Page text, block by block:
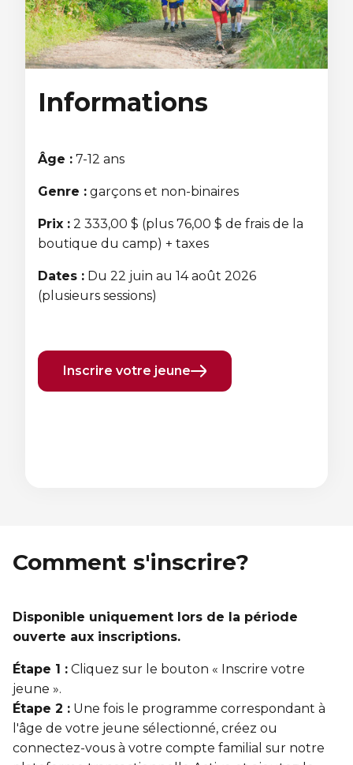
Sauvetage
ÉCHANGES CULTURELS
Trouver une Zone jeunesse
Informations
Âge : 7-12 ans
Genre : garçons et non-binaires
Prix : 2 333,00 $ (plus 76,00 $ de frais de la
boutique du camp) + taxes
Dates : Du 22 juin au 14 août 2026
(plusieurs sessions)
Inscrire votre jeune
Comment s'inscrire?
Disponible uniquement lors de la période
ouverte aux inscriptions.
Étape 1 : Cliquez sur le bouton « Inscrire votre
jeune ».
Étape 2 : Une fois le programme correspondant à
l'âge de votre jeune sélectionné, créez ou
connectez-vous à votre compte familial sur notre